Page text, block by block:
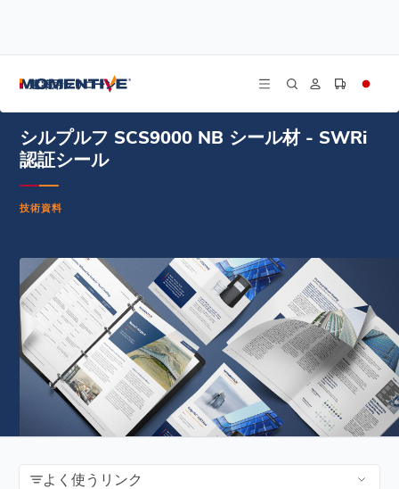
建築用シリコーン
シルプルフ SCS9000 NB シール材 - SWRi 認証シール
シルプルフ SCS9000 NB シール材 - SWRi
認証シール
技術資料
よく使うリンク